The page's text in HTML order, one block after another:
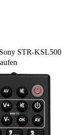
STR-KSL500